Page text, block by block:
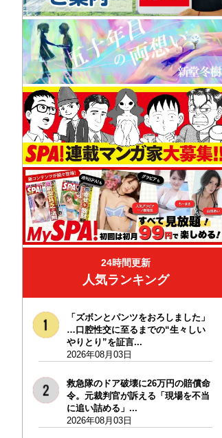
24時間更新
人気ランキング
「ズボンとパンツをおろしました」
…口腔性交に至るまでの“生々しい
やりとり”を証言...
2026年08月03日
救急隊のドア破壊に26万円の賠償命
令。元裁判官が訴える「現場を不当
に追い詰める」...
2026年08月03日